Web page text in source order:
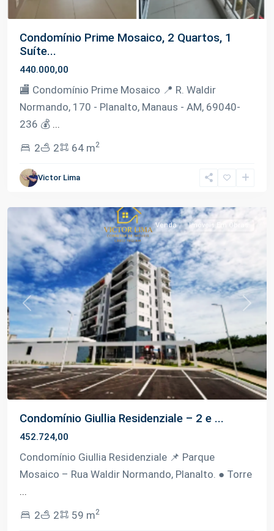
Condomínio Prime Mosaico, 2 Quartos, 1
Suíte...
440.000,00
🏬 Condomínio Prime Mosaico 📍 R. Waldir
Normando, 170 - Planalto, Manaus - AM, 69040-
236 💰 ...
2
2 64 m2
Victor Lima
Planalto,
Previous Next
Venda Imóveis Em Obras
Condomínio Giullia Residenziale – 2 e ...
452.724,00
Condomínio Giullia Residenziale 📌 Parque
Mosaico – Rua Waldir Normando, Planalto. ● Torre
...
2
2 59 m2